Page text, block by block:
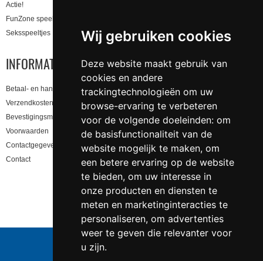
Wij gebruiken cookies
Deze website maakt gebruik van
cookies en andere
trackingtechnologieën om uw
browse-ervaring te verbeteren
voor de volgende doeleinden: om
de basisfunctionaliteit van de
website mogelijk te maken, om
een betere ervaring op de website
te bieden, om uw interesse in
onze producten en diensten te
meten en marketinginteracties te
personaliseren, om advertenties
weer te geven die relevanter voor
u zijn.
Actie!
FunZone speeltjes
Seksspeeltjes
INFORMATIE
Betaal- en handling informatie
Verzendkosten en levertijd
Bevestigingsmail niet gekregen, lees hier!
Voorwaarden
Contactgegevens en privacy
Contact
Telefoonnummer: 0547 - 262 565
KVK-nummer: